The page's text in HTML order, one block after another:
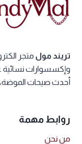
تريند مول متجر
وإكسسوارات نسائية
أحدث صيحات الموضة،
روابط مهمة
من نحن